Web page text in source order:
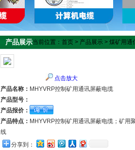
产品展示当前位置： 首页 > 产品展示 > 煤矿用通
点击放大
产品名称： MHYVRP控制矿用通讯屏蔽电缆
产品型号：
产品报价：
产品特点： MHYVRP控制矿用通讯屏蔽电缆；矿用
线
分享到：